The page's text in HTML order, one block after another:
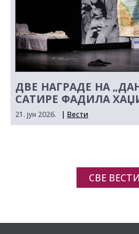
ДВЕ НАГРАДЕ НА
САТИРЕ ФАДИЛА
21. јун 2026. | Вести
СВЕ ВЕСТИ